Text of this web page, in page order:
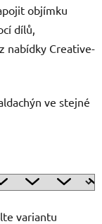
objímku
dílů,
nabídky Creative-
ve stejné
variantu